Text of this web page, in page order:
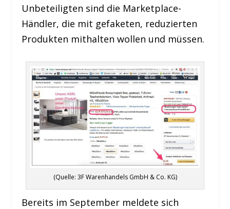
Unbeteiligten sind die Marketplace-
Händler, die mit gefaketen, reduzierten
Produkten mithalten wollen und müssen.
(Quelle: 3F Warenhandels GmbH & Co. KG)
Bereits im September meldete sich